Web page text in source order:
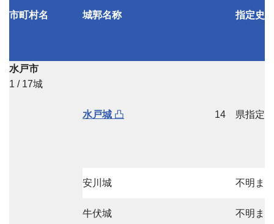
市町村名 城郭名称 指定史跡
水戸市
1 / 17城
水戸城 凸 14 県指定
安川城 不明ま
牛伏城 不明ま